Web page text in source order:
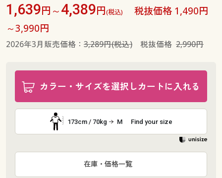
1,639円～4,389円(税込)
税抜価格 1,490円
～3,990円
2026年3月販売価格： 3,289円(税込)税抜価格 2,990円
カラー・サイズを選択しカートに入れる
173cm / 70kg M Find your size
在庫・価格一覧